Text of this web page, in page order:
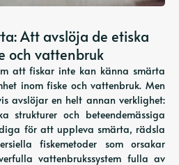
Att avslöja de etiska
och vattenbruk
att fiskar inte kan känna smärta
inom fiske och vattenbruk. Men
avslöjar en helt annan verklighet:
strukturer och beteendemässiga
för att uppleva smärta, rädsla
fiskemetoder som orsakar
vattenbrukssystem fulla av